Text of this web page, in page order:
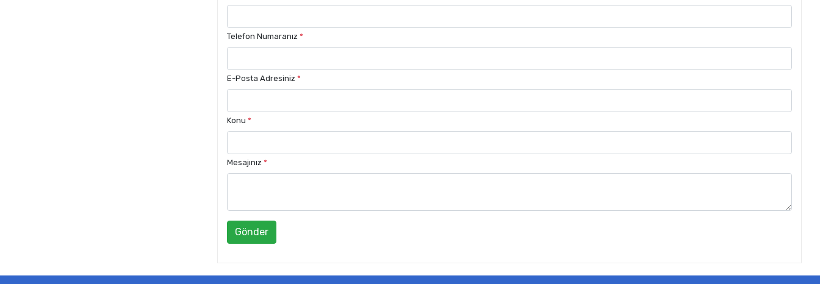
Telefon Numaranız*
E-Posta Adresiniz*
Konu*
Mesajınız*
Gönder